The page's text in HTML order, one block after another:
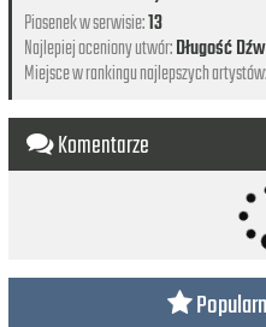
Piosenek w serwisie:13
Najlepiej oceniony utwór:Długość
Miejsce w rankingu najlepszych artystów:
Komentarze